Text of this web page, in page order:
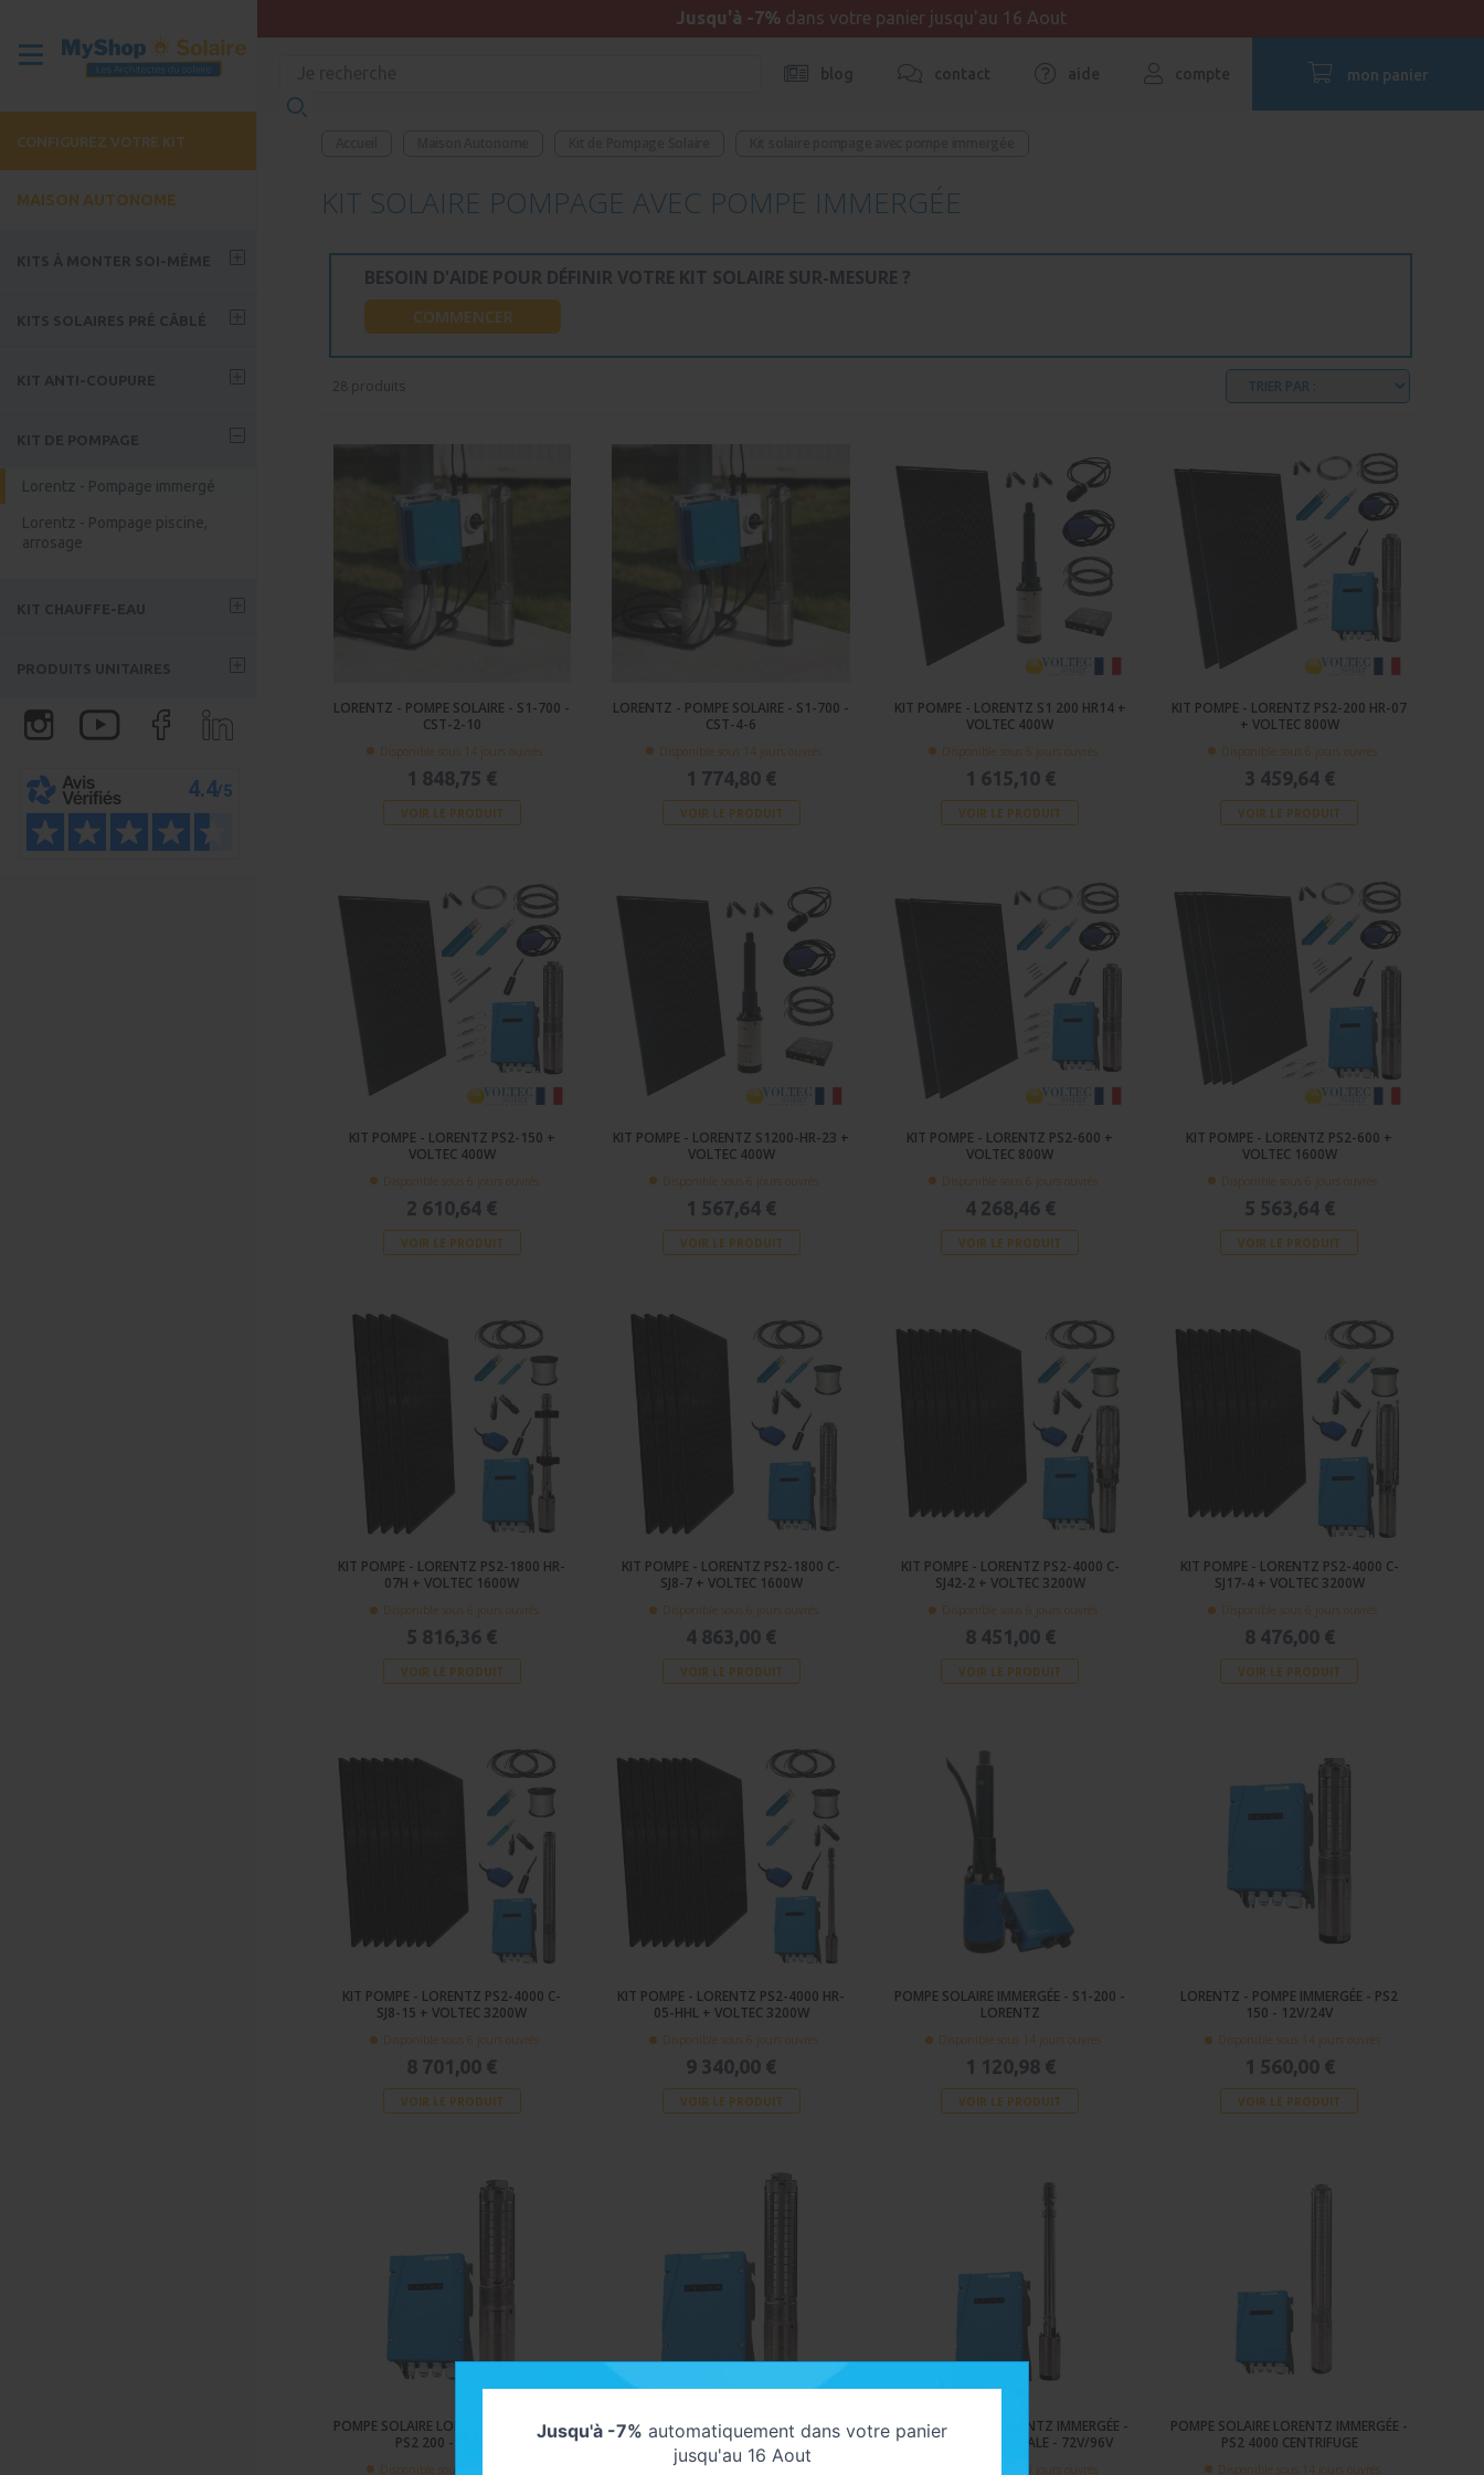
Jusqu'à -7%dans votre panier jusqu'au 16 Aout
blog contact aide compte mon panier
CONFIGUREZ VOTRE KIT
MAISON AUTONOME
Kit stockage
coupure
Lorentz - Pompage immergé
Lorentz - Pompage piscine,
arrosage
Fothermo - Chauffe-eau
solaire
Panneau solaire
Batterie
Régulateur solaire MPPT et
PWM
KIT SOLAIRE POMPAGE AVEC POMPE IMMERGÉE
BESOIN D'AIDE POUR DÉFINIR VOTRE KIT SOLAIRE SUR-MESURE ?
COMMENCER
28 produits
LORENTZ - POMPE SOLAIRE - S1-700 -
CST-2-10
Disponible sous 14 jours ouvrés
1 848,75 €
VOIR LE PRODUIT
LORENTZ - POMPE SOLAIRE - S1-700 -
CST-4-6
Disponible sous 14 jours ouvrés
1 774,80 €
VOIR LE PRODUIT
KIT POMPE - LORENTZ S1 200 HR14 +
VOLTEC 400W
Disponible sous 6 jours ouvrés
1 615,10 €
VOIR LE PRODUIT
KIT POMPE - LORENTZ PS2-200 HR-07
+ VOLTEC 800W
Disponible sous 6 jours ouvrés
3 459,64 €
VOIR LE PRODUIT
KIT POMPE - LORENTZ PS2-150 +
VOLTEC 400W
Disponible sous 6 jours ouvrés
2 610,64 €
VOIR LE PRODUIT
KIT POMPE - LORENTZ S1200-HR-23 +
VOLTEC 400W
Disponible sous 6 jours ouvrés
1 567,64 €
VOIR LE PRODUIT
KIT POMPE - LORENTZ PS2-600 +
VOLTEC 800W
Disponible sous 6 jours ouvrés
4 268,46 €
VOIR LE PRODUIT
KIT POMPE - LORENTZ PS2-600 +
VOLTEC 1600W
Disponible sous 6 jours ouvrés
5 563,64 €
VOIR LE PRODUIT
KIT POMPE - LORENTZ PS2-1800 HR-
07H + VOLTEC 1600W
Disponible sous 6 jours ouvrés
5 816,36 €
VOIR LE PRODUIT
KIT POMPE - LORENTZ PS2-1800 C-
SJ8-7 + VOLTEC 1600W
Disponible sous 6 jours ouvrés
4 863,00 €
VOIR LE PRODUIT
KIT POMPE - LORENTZ PS2-4000 C-
SJ42-2 + VOLTEC 3200W
Disponible sous 6 jours ouvrés
8 451,00 €
VOIR LE PRODUIT
KIT POMPE - LORENTZ PS2-4000 C-
SJ17-4 + VOLTEC 3200W
Disponible sous 6 jours ouvrés
8 476,00 €
VOIR LE PRODUIT
KIT POMPE - LORENTZ PS2-4000 C-
SJ8-15 + VOLTEC 3200W
Disponible sous 6 jours ouvrés
8 701,00 €
VOIR LE PRODUIT
KIT POMPE - LORENTZ PS2-4000 HR-
05-HHL + VOLTEC 3200W
Disponible sous 6 jours ouvrés
9 340,00 €
VOIR LE PRODUIT
POMPE SOLAIRE IMMERGÉE - S1-200 -
LORENTZ
Disponible sous 14 jours ouvrés
1 120,98 €
VOIR LE PRODUIT
LORENTZ - POMPE IMMERGÉE - PS2
150 - 12V/24V
Disponible sous 14 jours ouvrés
1 560,00 €
VOIR LE PRODUIT
POMPE SOLAIRE LORENTZ IMMERGÉE -
PS2 200 - 24V/48V
Disponible sous 14 jours ouvrés
POMPE SOLAIRE LORENTZ IMMERGÉE -
PS2 1800 CENTRIFUGE - 72V/96V
Disponible sous 3 jours ouvrés
POMPE SOLAIRE LORENTZ IMMERGÉE -
PS2 1800 HÉLICOÏDALE - 72V/96V
Disponible sous 3 jours ouvrés
POMPE SOLAIRE LORENTZ IMMERGÉE -
PS2 4000 CENTRIFUGE
Disponible sous 14 jours ouvrés
Jusqu'à -7% automatiquement dans votre panier
jusqu'au 16 Aout